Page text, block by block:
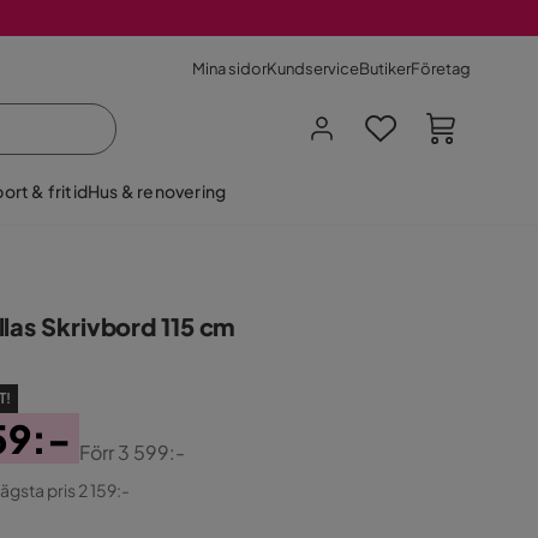
Mina sidorKundserviceButikerFöretag
& fritidHus & renovering
Skrivbord 115 cm
Förr3 599:-
pris 2 159:-